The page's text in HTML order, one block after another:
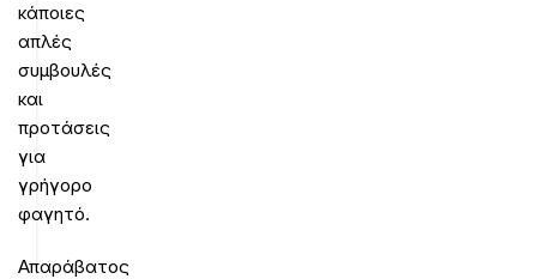
κάποιες
απλές
συμβουλές
και
προτάσεις
για
γρήγορο
φαγητό.
Απαράβατος